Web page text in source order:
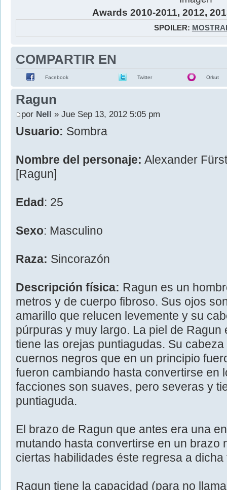
Awards 2010-2011, 2012,
SPOILER:
COMPARTIR EN
Facebook Twitter Orkut
Ragun
por Nell » Jue Sep 13, 2012 5:05 pm
Usuario: Sombra
Nombre del personaje: Alexander
[Ragun]
Edad : 25
Sexo: Masculino
Raza: Sincorazón
Descripción física: Ragun es un
metros y de cuerpo fibroso. Sus ojos
amarillo que relucen levemente y su
púrpuras y muy largo. La piel de Ragun
tiene las orejas puntiagudas. Su
cuernos negros que en un principio
fueron cambiando hasta convertirse en
facciones son suaves, pero severas y
puntiaguda.
El brazo de Ragun que antes era una
mutando hasta convertirse en un brazo
ciertas habilidades éste regresa a dicha
Ragun tiene la capacidad (para no